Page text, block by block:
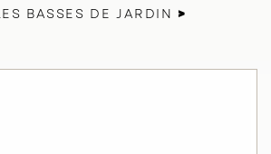
BASSES DE JARDIN